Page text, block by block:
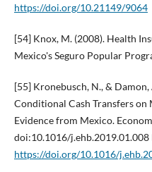
https://doi.org/10.21149/9064
[54] Knox, M. (2008). Health
Mexico's Seguro Popular
[55] Kronebusch, N., &
Conditional Cash Transfers
Evidence from Mexico.
doi:10.1016/j.ehb.2019.01.008
https://doi.org/10.1016/